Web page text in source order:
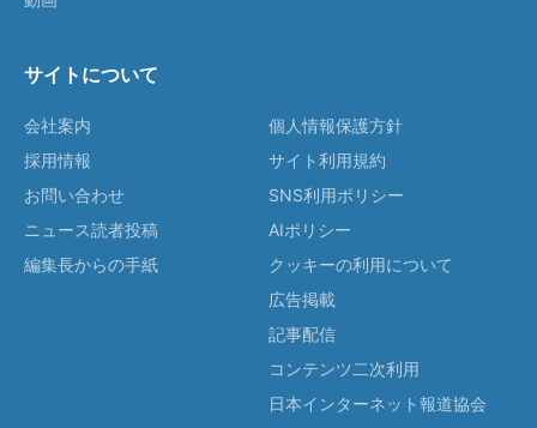
サイトについて
会社案内
採用情報
お問い合わせ
ニュース読者投稿
編集長からの手紙
個人情報保護方針
サイト利用規約
SNS利用ポリシー
AIポリシー
クッキーの利用について
広告掲載
記事配信
コンテンツ二次利用
日本インターネット報道協会